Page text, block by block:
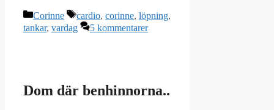
Kategorier
Corinne Etiketter
cardio, corinne, löpning,
tankar, vardag 5 kommentarer
Dom där benhinnorna..